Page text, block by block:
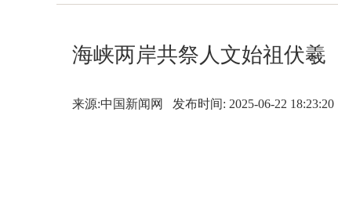
海峡两岸共祭人文始祖伏羲
来源:中国新闻网 发布时间: 2025-06-22 18:23:20